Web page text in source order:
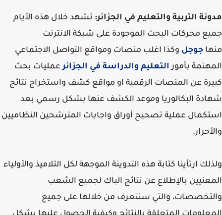
التربية والتعليم في الجزائر:تشهد خلال هذه الأيام
محركات البحث الموجودة على شبكة الانترنت
جوجلوكذا اغلب منصات ومواقع التواصل الاجتماعي
بأمور التعليم والدراسة في الجزائرعمليات بحث
عن المنصات الرقمية او مواقع كشف واستخراج نتائج
البكالوريا وموعد الكشف عنها بشكل رسمي بعد
عملية تصحيح أوراق واجابات المترشحين النظاميين
ارتأينا كتابة هذه التدوينة الموجهة لكل التلاميذ والأولياء
بالإطلاع عن نتائج الباك لجميع الشعب
والتي سنتعرف من خلالها على جميع